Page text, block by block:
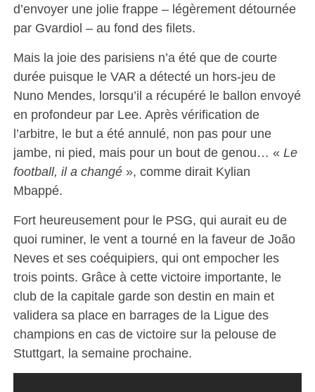
d’envoyer une jolie frappe – légèrement détournée
par Gvardiol – au fond des filets.
Mais la joie des parisiens n’a été que de courte
durée puisque le VAR a détecté un hors-jeu de
Nuno Mendes, lorsqu’il a récupéré le ballon envoyé
en profondeur par Lee. Après vérification de
l’arbitre, le but a été annulé, non pas pour une
jambe, ni pied, mais pour un bout de genou… « Le
football, il a changé», comme dirait Kylian
Mbappé.
Fort heureusement pour le PSG, qui aurait eu de
quoi ruminer, le vent a tourné en la faveur de João
Neves et ses coéquipiers, qui ont empocher les
trois points. Grâce à cette victoire importante, le
club de la capitale garde son destin en main et
validera sa place en barrages de la Ligue des
champions en cas de victoire sur la pelouse de
Stuttgart, la semaine prochaine.